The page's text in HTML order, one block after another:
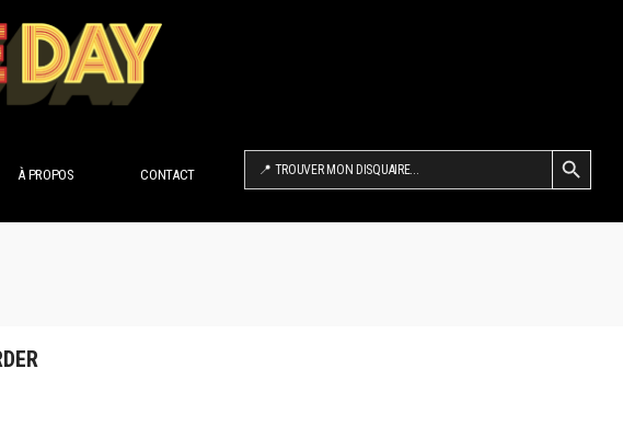
À PROPOS CONTACT
Search
for:
SEARCH BUTTON